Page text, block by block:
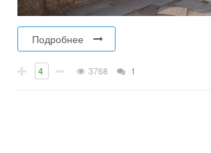
Подробнее
4 3768 1